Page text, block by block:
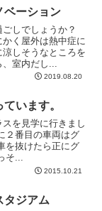
ベーション
しでしょうか？
く屋外は熱中症に
しそうなところを
、室内だし...
2019.08.20
います。
を見学に行きまし
２番目の車両はグ
を抜けたら正にグ
そ...
2015.10.21
タジアム